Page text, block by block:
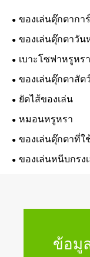
ของเล่นตุ๊กตากา
ของเล่นตุ๊กตาวัน
เบาะโซฟาหรูหร
ของเล่นตุ๊กตาสัตว์
ยัดไส้ของเล่น
หมอนหรูหรา
ของเล่นตุ๊กตาที่ใ
ของเล่นหนีบกรง
ข้อมู